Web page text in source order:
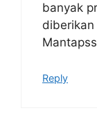
banyak
diberikan
Reply